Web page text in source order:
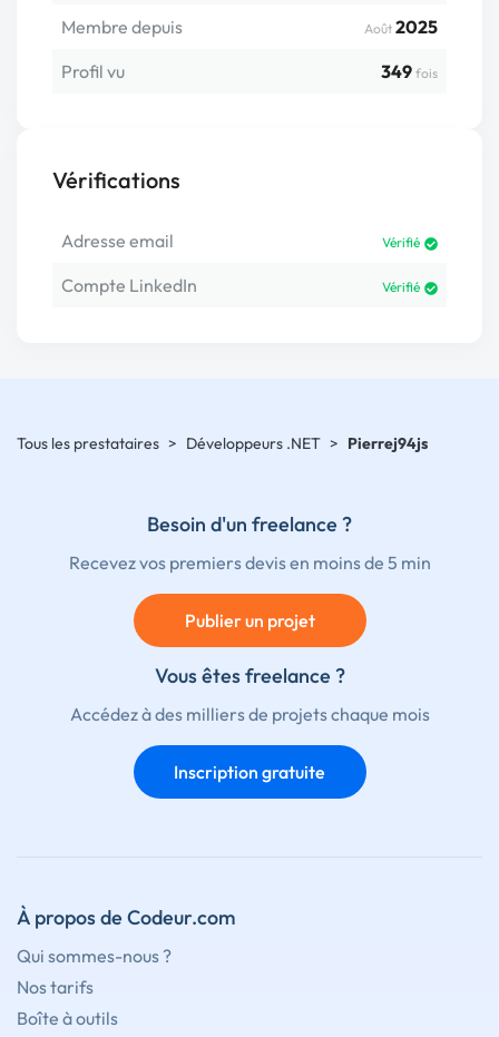
Membre depuis Août 2025
Profil vu
349 fois
Vérifications
Adresse email Vérifié
Compte LinkedIn Vérifié
Tous les prestataires > Développeurs .NET > Pierrej94js
Besoin d'un freelance ?
Recevez vos premiers devis en moins de 5 min
Publier un projet
Vous êtes freelance ?
Accédez à des milliers de projets chaque mois
Inscription gratuite
À propos de Codeur.com
Qui sommes-nous ?
Nos tarifs
Boîte à outils